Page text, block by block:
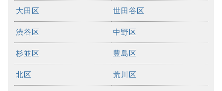
大田区 世田谷区
渋谷区 中野区
杉並区 豊島区
北区 荒川区